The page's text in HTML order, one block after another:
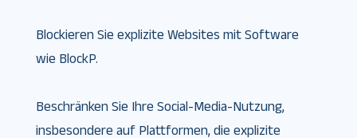
Blockieren Sie explizite Websites mit Software
wie BlockP.
Beschränken Sie Ihre Social-Media-Nutzung,
insbesondere auf Plattformen, die explizite